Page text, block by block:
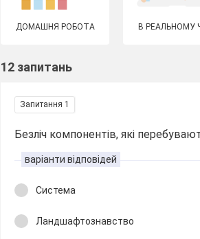
ДОМАШНЯ РОБОТА В РЕАЛЬНОМУ
12 запитань
Запитання 1
Безліч компонентів, які
варіанти відповідей
Система
Ландшафтознавство